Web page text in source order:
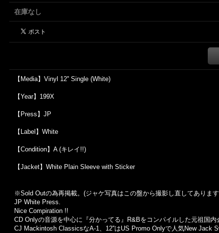
在庫なし
【Media】Vinyl 12'' Single (White)
【Year】199X
【Press】JP
【Label】White
【Condition】A (キレイ!!)
【Jacket】White Plain Sleeve with Sticker
※Sold Outの為再掲載。 (ジャケ写真はこの盤から撮影し直してありま
JP White Press.
Nice Compiration !!
CD Onlyの音源を中心に『分かってる』R&Bをコンパイルした元祖国
CJ Mackintosh ClassicsなA-1、12''はUS Promo Onlyで人気New Jack